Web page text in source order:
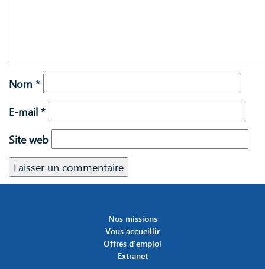
Nom *
E-mail *
Site web
Nos missions
Vous accueillir
Offres d’emploi
Extranet